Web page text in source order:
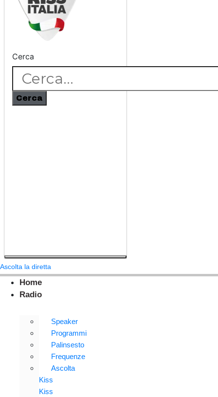
Cerca
Cerca
Ascolta la diretta
Home
Radio
Speaker
Programmi
Palinsesto
Frequenze
Ascolta
Kiss
Kiss